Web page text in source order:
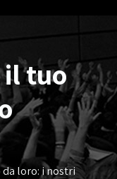
il tuo
da loro: i nostri